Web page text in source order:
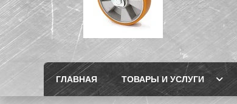
ГЛАВНАЯ ТОВАРЫ И УСЛУГИ